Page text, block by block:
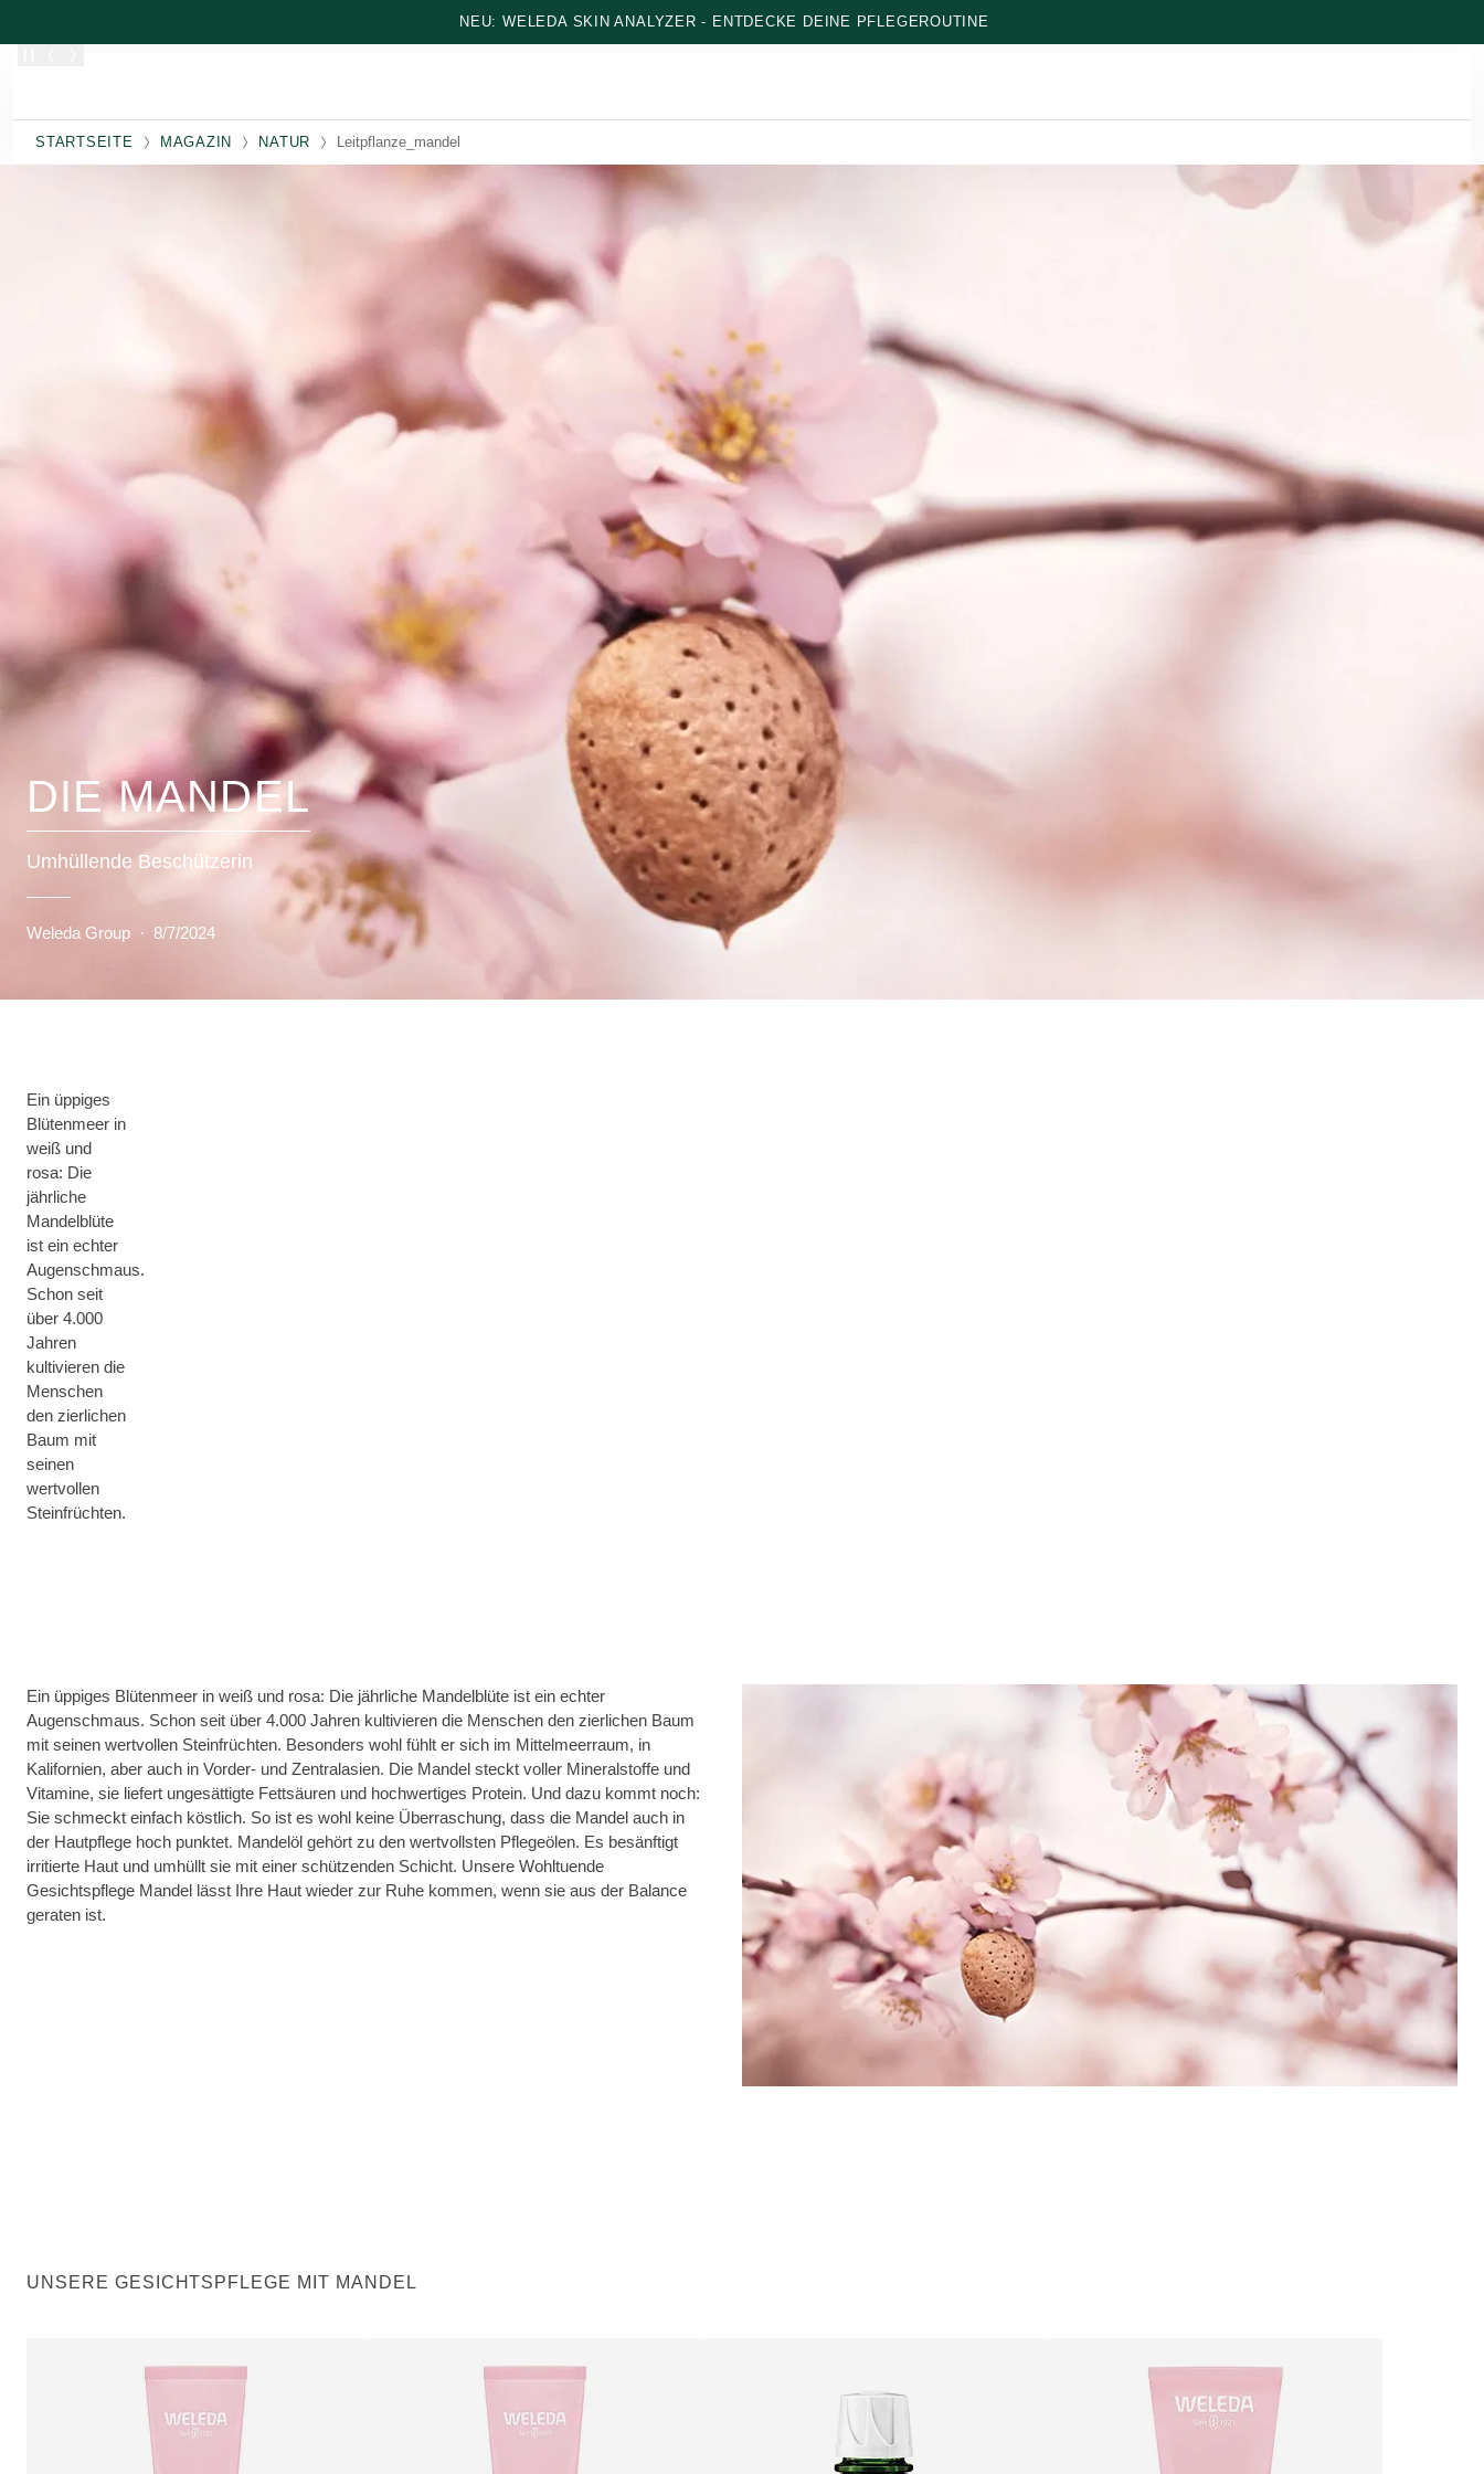
NEU: WELEDA SKIN ANALYZER - ENTDECKE DEINE PFLEGEROUTINE
STARTSEITE MAGAZIN NATUR Leitpflanze_mandel
DIE MANDEL
Umhüllende Beschützerin
Weleda Group · 8/7/2024
Ein üppiges
Blütenmeer in
weiß und
rosa: Die
jährliche
Mandelblüte
ist ein echter
Augenschmaus.
Schon seit
über 4.000
Jahren
kultivieren die
Menschen
den zierlichen
Baum mit
seinen
wertvollen
Steinfrüchten.
Ein üppiges Blütenmeer in weiß und rosa: Die jährliche Mandelblüte ist ein echter
Augenschmaus. Schon seit über 4.000 Jahren kultivieren die Menschen den zierlichen Baum
mit seinen wertvollen Steinfrüchten. Besonders wohl fühlt er sich im Mittelmeerraum, in
Kalifornien, aber auch in Vorder- und Zentralasien. Die Mandel steckt voller Mineralstoffe und
Vitamine, sie liefert ungesättigte Fettsäuren und hochwertiges Protein. Und dazu kommt noch:
Sie schmeckt einfach köstlich. So ist es wohl keine Überraschung, dass die Mandel auch in
der Hautpflege hoch punktet. Mandelöl gehört zu den wertvollsten Pflegeölen. Es besänftigt
irritierte Haut und umhüllt sie mit einer schützenden Schicht. Unsere Wohltuende
Gesichtspflege Mandel lässt Ihre Haut wieder zur Ruhe kommen, wenn sie aus der Balance
geraten ist.
UNSERE GESICHTSPFLEGE MIT MANDEL